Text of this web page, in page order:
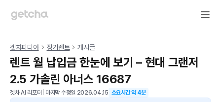
겟차피디아 장기렌트 게시글
렌트 월 납입금 한눈에 보기 – 현대 그랜저
2.5 가솔린 아너스 16687
겟차 AI 리포터 마지막 수정일 2026.04.15 소요시간 약4분